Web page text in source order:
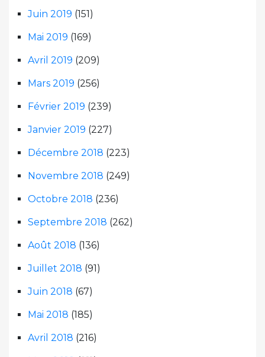
Juin 2019 (151)
Mai 2019 (169)
Avril 2019 (209)
Mars 2019 (256)
Février 2019 (239)
Janvier 2019 (227)
Décembre 2018 (223)
Novembre 2018 (249)
Octobre 2018 (236)
Septembre 2018 (262)
Août 2018 (136)
Juillet 2018 (91)
Juin 2018 (67)
Mai 2018 (185)
Avril 2018 (216)